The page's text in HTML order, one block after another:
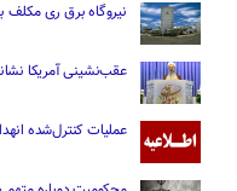
نیروگاه برق ری مکلف به کاشت 2 برابری
عقب‌نشینی آمریکا
عملیات کنترل‌شده